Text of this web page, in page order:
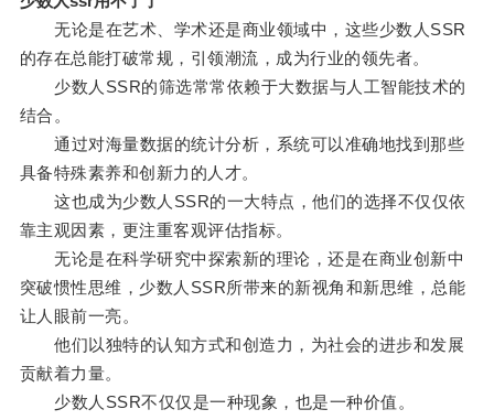
无论是在艺术、学术还是商业领域中，这些少数人SSR
的存在总能打破常规，引领潮流，成为行业的领先者。
少数人SSR的筛选常常依赖于大数据与人工智能技术的
结合。
通过对海量数据的统计分析，系统可以准确地找到那些
具备特殊素养和创新力的人才。
这也成为少数人SSR的一大特点，他们的选择不仅仅依
靠主观因素，更注重客观评估指标。
无论是在科学研究中探索新的理论，还是在商业创新中
突破惯性思维，少数人SSR所带来的新视角和新思维，总能
让人眼前一亮。
他们以独特的认知方式和创造力，为社会的进步和发展
贡献着力量。
少数人SSR不仅仅是一种现象，也是一种价值。